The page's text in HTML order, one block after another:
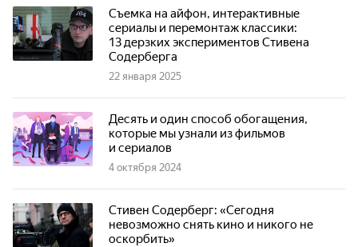
Съемка на айфон, интерактивные
сериалы и перемонтаж классики:
13 дерзких экспериментов Стивена
Содерберга
22 января 2025
Десять и один способ обогащения,
которые мы узнали из фильмов
и сериалов
4 октября 2024
Стивен Содерберг: «Сегодня
невозможно снять кино и никого не
оскорбить»